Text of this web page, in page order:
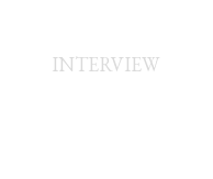
INTERVIEW